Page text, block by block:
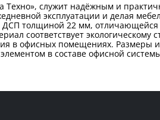
Техно», служит надёжным и
эксплуатации и делая
ДСП толщиной 22 мм,
соответствует экологическому
в офисных помещениях. Размеры
в составе офисной